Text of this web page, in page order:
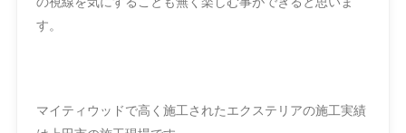
す。
マイティウッドで高く施工されたエクステリアの施工実績